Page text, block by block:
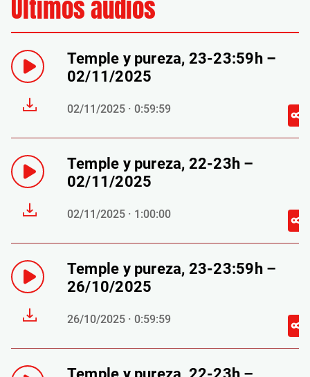
Últimos audios
Temple y pureza, 23-23:59h –
02/11/2025
02/11/2025 · 0:59:59
Temple y pureza, 22-23h –
02/11/2025
02/11/2025 · 1:00:00
Temple y pureza, 23-23:59h –
26/10/2025
26/10/2025 · 0:59:59